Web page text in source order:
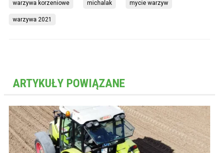
warzywa korzeniowe michalak mycie warzyw
warzywa 2021
ARTYKUŁY POWIĄZANE